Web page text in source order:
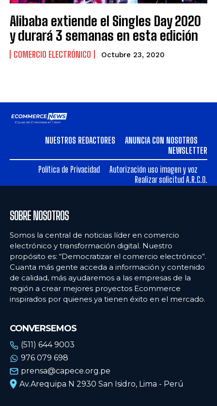
Alibaba extiende el Singles Day 2020
y durará 3 semanas en esta edición
COMERCIO ELECTRÓNICO Octubre 23, 2020
NUESTROS REDACTORES
ANUNCIA CON NOSOTROS
NEWSLETTER
Política de Privacidad
Autorización uso imagen y voz
Realizar solicitud A.R.C.O.
SOBRE NOSOTROS
Somos la central de noticias líder en comercio
electrónico y transformación digital. Nuestro
propósito es: “Democratizar el comercio electrónico”.
Cuanta más gente acceda a información y contenido
de calidad, más ayudaremos a las empresas de la
región a crear mejores proyectos Ecommerce
inspirados por quienes ya tienen éxito en el mercado.
CONVERSEMOS
(511) 644 9003
976 079 698
prensa@capece.org.pe
Av.Arequipa N 2930 San Isidro, Lima - Perú